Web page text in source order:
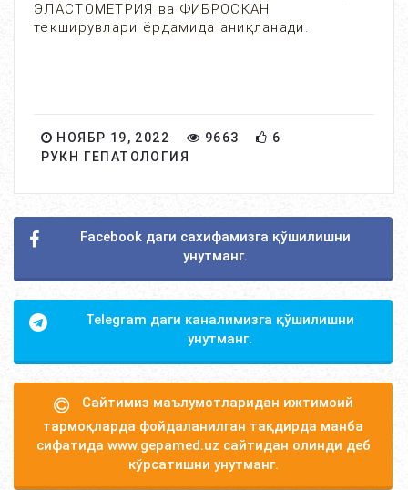
ЭЛАСТОМЕТРИЯ ва ФИБРОСКАН
текширувлари ёрдамида аниқланади.
НОЯБР 19, 2022 9663
6
РУКН ГЕПАТОЛОГИЯ
Facebook даги сахифамизга қўшилишни
унутманг.
Telegram даги каналимизга қўшилишни
унутманг.
Сайтимиз маълумотларидан ижтимоий
тармоқларда фойдаланилган тақдирда манба
сифатида www.gepamed.uz сайтидан олинди деб
кўрсатишни унутманг.